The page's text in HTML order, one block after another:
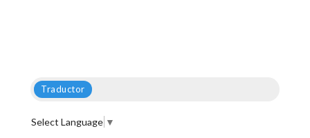
Traductor
Select Language ▼